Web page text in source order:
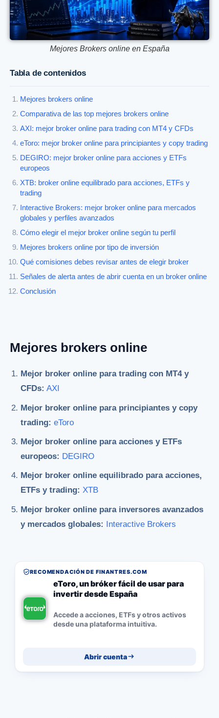
Mejores Brokers online en España
Tabla de contenidos
Mejores brokers online
Comparativa de las top mejores brokers online
AXI: mejor broker online para trading con MT4 y CFDs
eToro: mejor broker online para principiantes y copy trading
DEGIRO: mejor broker online para acciones y ETFs
europeos
XTB: broker online equilibrado para acciones, ETFs y
trading
Interactive Brokers: mejor broker online para mercados
globales y perfiles avanzados
Cómo elegir el mejor broker online según tu perfil
Mejores brokers online por tipo de inversión
Qué comisiones debes revisar antes de elegir broker
Señales de alerta antes de abrir cuenta en un broker online
Conclusión
Mejores brokers online
Mejor broker online para trading con MT4 y
CFDs: AXI
Mejor broker online para principiantes y copy
trading: eToro
Mejor broker online para acciones y ETFs
europeos: DEGIRO
Mejor broker online equilibrado para acciones,
ETFs y trading: XTB
Mejor broker online para inversores avanzados
y mercados globales: Interactive Brokers
RECOMENDACIÓN DE FINANTRES.COM
eToro, un bróker fácil de usar para
invertir desde España
Accede a acciones, ETFs y otros activos
desde una plataforma intuitiva.
Abrir cuenta